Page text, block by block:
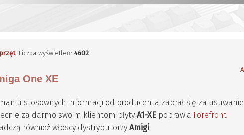
, Liczba wyświetleń:4602
A
One XE
stosownych informacji od producenta zabrał się za usuwanie
za darmo swoim klientom płytyA1-XE poprawia Forefront
również włoscy dystrybutorzyAmigi.